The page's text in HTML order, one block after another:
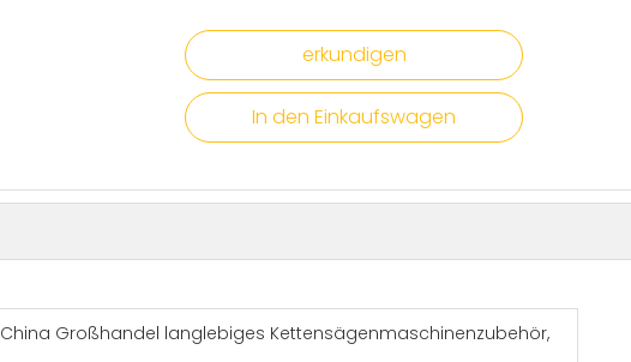
erkundigen
In den Einkaufswagen
China Großhandel langlebiges Kettensägenmaschinenzubehör,